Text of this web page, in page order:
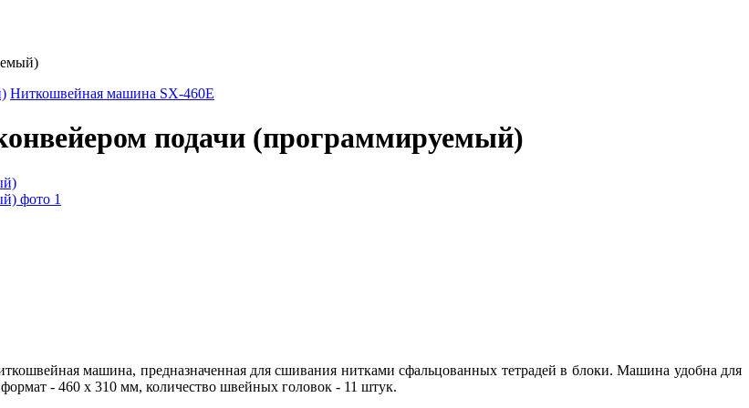
Ниткошвейная машина SX-460E
подачи (программируемый)
машина, предназначенная для сшивания нитками сфальцованных тетрадей в блоки. Машина удобна для
- 460 х 310 мм, количество швейных головок - 11 штук.